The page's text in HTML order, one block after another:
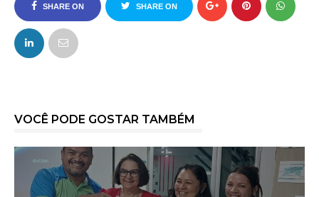
SHARE ON
FACEBOOK
SHARE ON
VOCÊ PODE GOSTAR TAMBÉM